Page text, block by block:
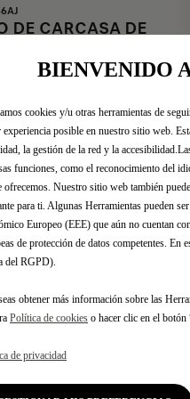
DE CARCASA DE
EXTERIOR
- DS13/08
- +
a la cesta
BIENVENIDO
cookies y/u otras herramientas de
experiencia posible en nuestro sitio web.
la gestión de la red y la
funciones, como el reconocimiento del
ofrecemos. Nuestro sitio web también
para ti. Algunas Herramientas pueden
Europeo (EEE) que aún no cuentan
de protección de datos competentes. En
del RGPD).
obtener más información sobre las
Política de cookies o hacer clic en el botón
de privacidad